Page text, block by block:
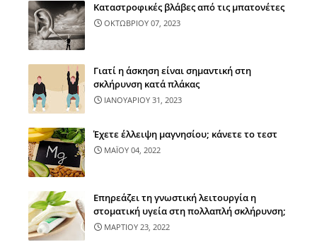
Καταστροφικές βλάβες από τις μπατονέτες
ΟΚΤΩΒΡΙΟΥ 07, 2023
Γιατί η άσκηση είναι σημαντική στη
σκλήρυνση κατά πλάκας
ΙΑΝΟΥΑΡΙΟΥ 31, 2023
Έχετε έλλειψη μαγνησίου; κάνετε το τεστ
ΜΑΪΟΥ 04, 2022
Επηρεάζει τη γνωστική λειτουργία η
στοματική υγεία στη πολλαπλή σκλήρυνση;
ΜΑΡΤΙΟΥ 23, 2022